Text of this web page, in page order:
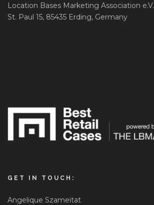
Location Bases Marketing Association e.V.
St. Paul 15, 85435 Erding, Germany
GET IN TOUCH:
Angelique Szameitat